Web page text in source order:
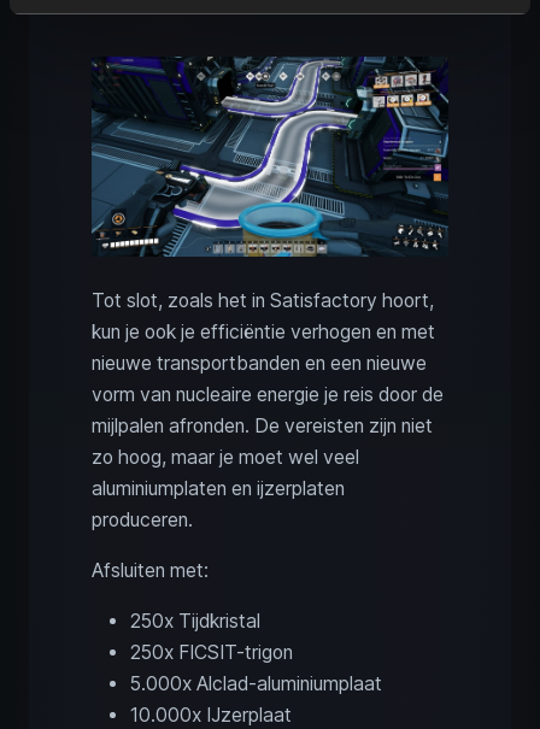
Tot slot, zoals het in Satisfactory hoort,
kun je ook je efficiëntie verhogen en met
nieuwe transportbanden en een nieuwe
vorm van nucleaire energie je reis door de
mijlpalen afronden. De vereisten zijn niet
zo hoog, maar je moet wel veel
aluminiumplaten en ijzerplaten
produceren.
Afsluiten met:
250x Tijdkristal
250x FICSIT-trigon
5.000x Alclad-aluminiumplaat
10.000x IJzerplaat